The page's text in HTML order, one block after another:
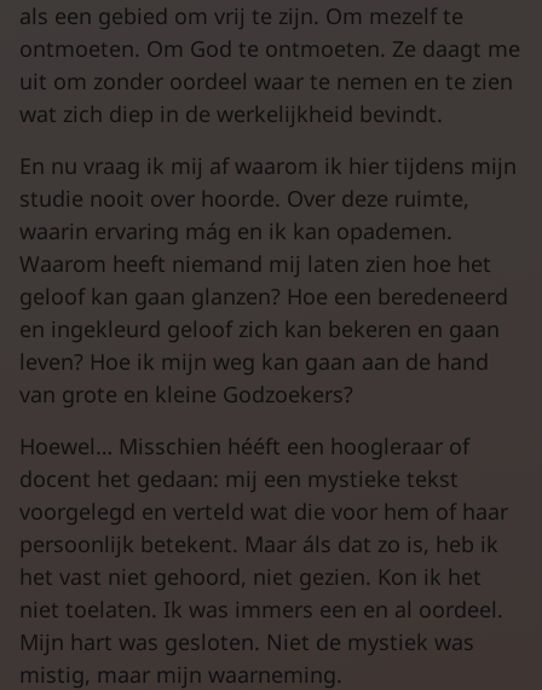
als een gebied om vrij te zijn. Om mezelf te
ontmoeten. Om God te ontmoeten. Ze daagt me
uit om zonder oordeel waar te nemen en te zien
wat zich diep in de werkelijkheid bevindt.
En nu vraag ik mij af waarom ik hier tijdens mijn
studie nooit over hoorde. Over deze ruimte,
waarin ervaring mág en ik kan opademen.
Waarom heeft niemand mij laten zien hoe het
geloof kan gaan glanzen? Hoe een beredeneerd
en ingekleurd geloof zich kan bekeren en gaan
leven? Hoe ik mijn weg kan gaan aan de hand
van grote en kleine Godzoekers?
Hoewel… Misschien hééft een hoogleraar of
docent het gedaan: mij een mystieke tekst
voorgelegd en verteld wat die voor hem of haar
persoonlijk betekent. Maar áls dat zo is, heb ik
het vast niet gehoord, niet gezien. Kon ik het
niet toelaten. Ik was immers een en al oordeel.
Mijn hart was gesloten. Niet de mystiek was
mistig, maar mijn waarneming.